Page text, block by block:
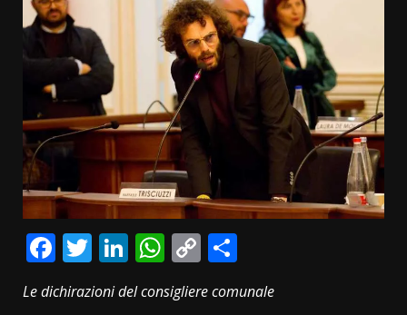
Facebook
Twitter
LinkedIn
WhatsApp
Copy
Le dichirazioni del consigliere comunale